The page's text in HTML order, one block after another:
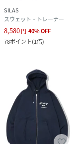
SILAS
スウェット・トレーナー
8,580円 40%OFF
78ポイント(1倍)